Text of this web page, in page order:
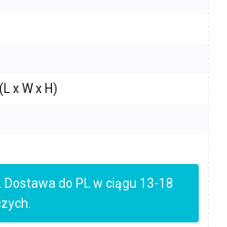
x W x H)
do PL w ciągu 13-18